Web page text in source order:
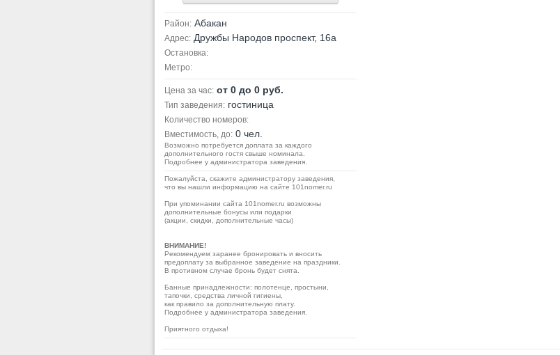
Район: Абакан
Адрес: Дружбы Народов проспект, 16а
Остановка:
Метро:
Цена за час: от 0 до 0 руб.
Тип заведения:гостиница
Количество номеров:
Вместимость, до:0 чел.
Возможно потребуется доплата за каждого
дополнительного гостя свыше номинала.
Подробнее у администратора заведения.
Пожалуйста, скажите администратору заведения,
что вы нашли информацию на сайте 101nomer.ru
При упоминании сайта 101nomer.ru возможны
дополнительные бонусы или подарки
(акции, скидки, дополнительные часы)
ВНИМАНИЕ!
Рекомендуем заранее бронировать и вносить
предоплату за выбранное заведение на праздники.
В противном случае бронь будет снята.
Банные принадлежности: полотенце, простыни,
тапочки, средства личной гигиены,
как правило за дополнительную плату.
Подробнее у администратора заведения.
Приятного отдыха!